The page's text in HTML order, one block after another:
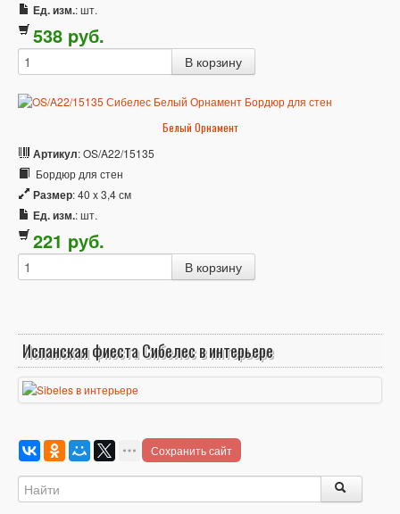
Ед. изм.: шт.
538 pуб.
Белый Орнамент
Артикул: OS/A22/15135
Бордюр для стен
Размер: 40 x 3,4 см
Ед. изм.: шт.
221 pуб.
Испанская фиеста Сибелес в интерьере
Сохранить сайт